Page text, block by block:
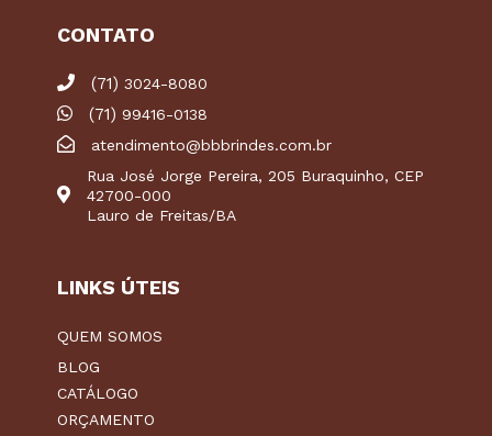
CONTATO
(71) 3024-8080
(71) 99416-0138
atendimento@bbbrindes.com.br
Rua José Jorge Pereira, 205 Buraquinho, CEP
42700-000
Lauro de Freitas/BA
LINKS ÚTEIS
QUEM SOMOS
BLOG
CATÁLOGO
ORÇAMENTO